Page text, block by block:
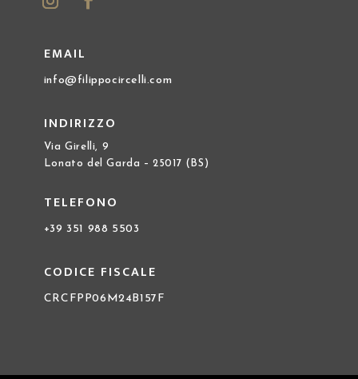
EMAIL
info@filippocircelli.com
INDIRIZZO
Via Girelli, 9
Lonato del Garda – 25017 (BS)
TELEFONO
+39 351 988 5503
CODICE FISCALE
CRCFPP06M24B157F